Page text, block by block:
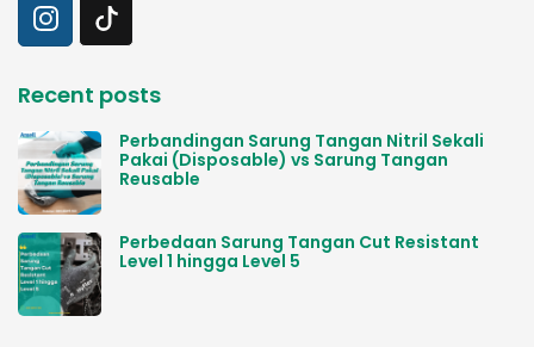
Recent posts
Perbandingan Sarung Tangan Nitril Sekali
Pakai (Disposable) vs Sarung Tangan
Reusable
Perbedaan Sarung Tangan Cut Resistant
Level 1 hingga Level 5